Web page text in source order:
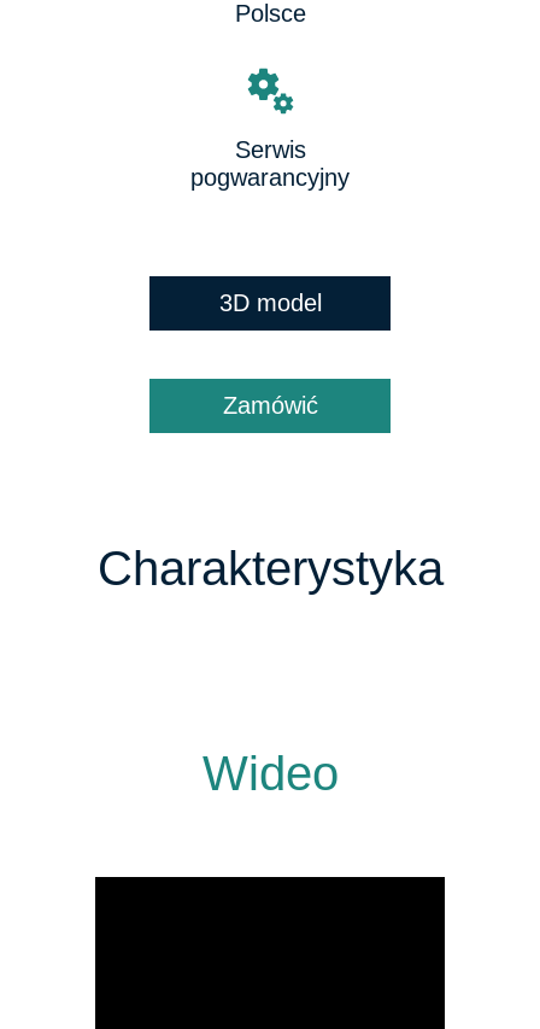
Polsce
Serwis
pogwarancyjny
3D model
Zamówić
Charakterystyka
Wideo